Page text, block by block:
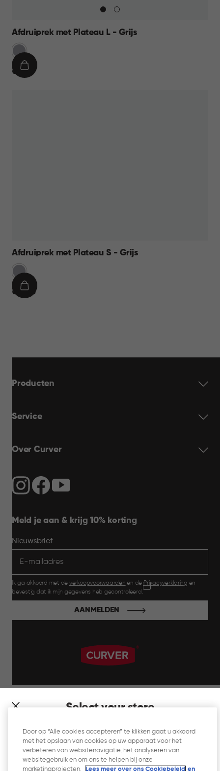
Select your store
which store would you like to shop?
Afdruiprek met Plateau L - Grijs
Licht
Grijs
€
€ 17,95
IN
Afdruiprek met Plateau S - Grijs
Licht
Grijs
€
€ 13,95
IN
Producten
Service
Over Curver
Meld je aan & krijg 10% korting
Nieuwsbrief
Ik ga akkoord met de verkoopvoorwaarden en dePrivacyverklaring en
bevestig dat ik mijn gegevens heb gecontroleerd.
AANMELDEN
Website Gebruiksvoorwaarden
Privacyverklaring
Door op “Alle cookies accepteren” te klikken gaat u akkoord
met het opslaan van cookies op uw apparaat voor het
verbeteren van websitenavigatie, het analyseren van
websitegebruik en om ons te helpen bij onze
marketingprojecten.
Lees meer over ons Cookiebeleid en